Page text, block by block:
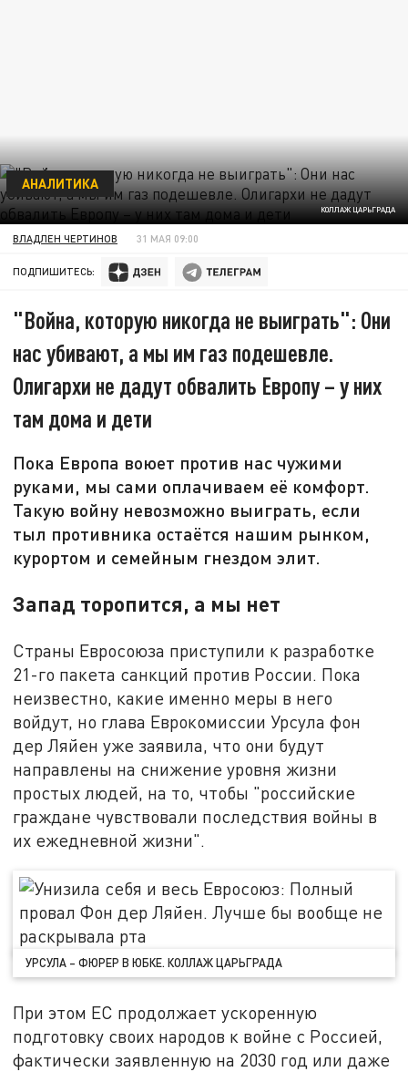
КОЛЛАЖ ЦАРЬГРАДА
АНАЛИТИКА
ВЛАДЛЕН ЧЕРТИНОВ 31 МАЯ 09:00
ПОДПИШИТЕСЬ:
"Война, которую никогда не выиграть": Они
нас убивают, а мы им газ подешевле.
Олигархи не дадут обвалить Европу – у них
там дома и дети
Пока Европа воюет против нас чужими
руками, мы сами оплачиваем её комфорт.
Такую войну невозможно выиграть, если
тыл противника остаётся нашим рынком,
курортом и семейным гнездом элит.
Запад торопится, а мы нет
Страны Евросоюза приступили к разработке
21-го пакета санкций против России. Пока
неизвестно, какие именно меры в него
войдут, но глава Еврокомиссии Урсула фон
дер Ляйен уже заявила, что они будут
направлены на снижение уровня жизни
простых людей, на то, чтобы "российские
граждане чувствовали последствия войны в
их ежедневной жизни".
УРСУЛА – ФЮРЕР В ЮБКЕ. КОЛЛАЖ ЦАРЬГРАДА
При этом ЕС продолжает ускоренную
подготовку своих народов к войне с Россией,
фактически заявленную на 2030 год или даже